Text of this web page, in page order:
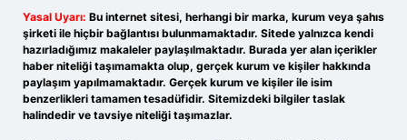
Yasal Uyarı: Bu internet sitesi, herhangi bir marka, kurum veya şahıs
şirketi ile hiçbir bağlantısı bulunmamaktadır. Sitede yalnızca kendi
hazırladığımız makaleler paylaşılmaktadır. Burada yer alan içerikler
haber niteliği taşımamakta olup, gerçek kurum ve kişiler hakkında
paylaşım yapılmamaktadır. Gerçek kurum ve kişiler ile isim
benzerlikleri tamamen tesadüfidir. Sitemizdeki bilgiler taslak
halindedir ve tavsiye niteliği taşımazlar.